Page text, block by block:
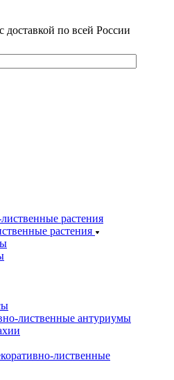
доставкой по всей России
растения
лиственные антуриумы
лиственные